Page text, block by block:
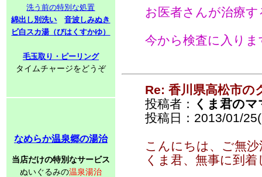
洗う前の特別な処置
綿出し別洗い
音波しみぬき
ビ白スカ湯（びはくすかゆ）
毛玉取り・ピーリング
タイムチャージをどうぞ
なめらか温泉郷の湯治
当店だけの特別なサービス
ぬいぐるみの温泉湯治
お医者さんが治療
今から検査に入り
Re: 香川県高松市の
投稿者：
くま君のマ
投稿日：2013/01/
こんにちは、ご無
くま君、無事に到